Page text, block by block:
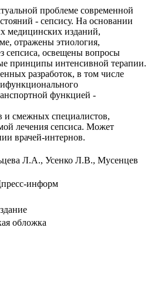
проблеме современной
- сепсису. На основании
медицинских изданий,
отражены этиология,
сепсиса, освещены вопросы
принципы интенсивной терапии.
разработок, в том числе
функцией -
и смежных специалистов,
лечения сепсиса. Может
врачей-интернов.
Л.А., Усенко Л.В., Мусенцев
информ
обложка